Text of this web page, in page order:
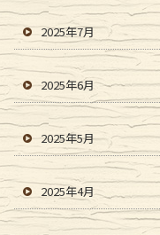
2025年7月
2025年6月
2025年5月
2025年4月